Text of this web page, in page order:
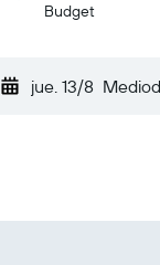
Budget
jue. 13/8